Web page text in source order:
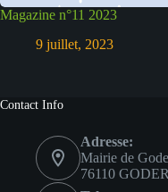
Magazine n°11 2023
9 juillet, 2023
Contact Info
Adresse:
Mairie de
76110